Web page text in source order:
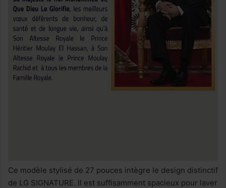
Ce modèle stylisé de 27 pouces intègre le design distinctif
de LG SIGNATURE. Il est suffisamment spacieux pour laver